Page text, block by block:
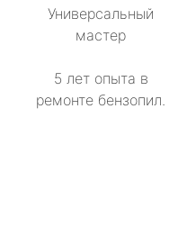
Универсальный
мастер
5 лет опыта в
ремонте бензопил.